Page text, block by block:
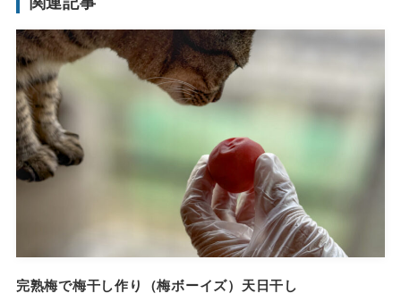
完熟梅で梅干し作り（梅ボーイズ）天日干し